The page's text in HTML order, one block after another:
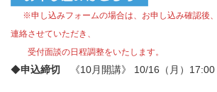
※申し込みフォームの場合は、お申し込み確認後
連絡させていただき、
受付面談の日程調整をいたします。
◆申込締切 《10月開講》 10/16（月）17:00